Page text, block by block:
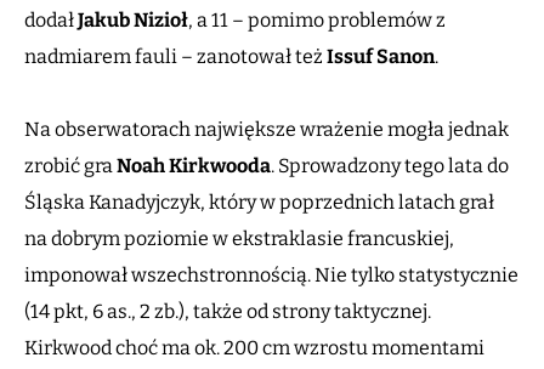
dodałJakub Nizioł, a 11 – pomimo problemów z
nadmiarem fauli – zanotował też Issuf Sanon.
Na obserwatorach największe wrażenie mogła jednak
zrobić graNoah Kirkwooda. Sprowadzony tego lata do
Śląska Kanadyjczyk, który w poprzednich latach grał
na dobrym poziomie w ekstraklasie francuskiej,
imponował wszechstronnością. Nie tylko statystycznie
(14 pkt, 6 as., 2 zb.), także od strony taktycznej.
Kirkwood choć ma ok. 200 cm wzrostu momentami